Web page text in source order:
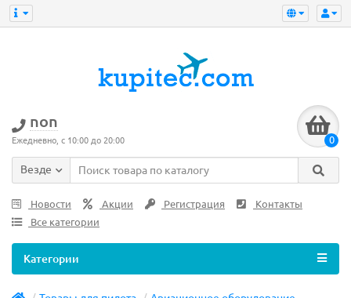
non
Ежедневно, с 10:00 до 20:00 0
Везде
Новости Акции Регистрация
Контакты
Все категории
Категории